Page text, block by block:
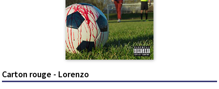
Carton rouge - Lorenzo